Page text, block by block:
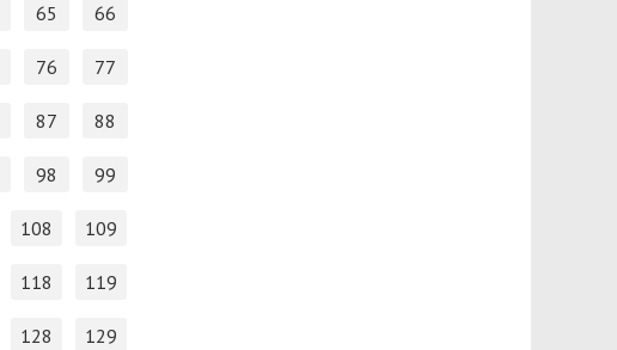
65 66
76 77
87 88
98 99
108 109
118 119
128 129